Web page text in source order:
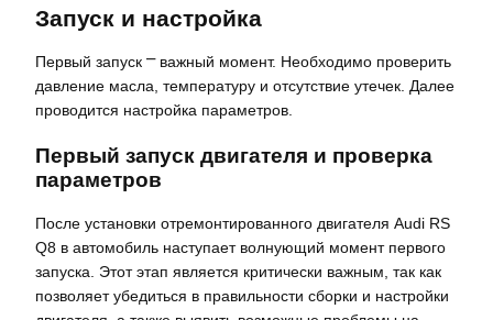
Запуск и настройка
Первый запуск ⎻ важный момент. Необходимо проверить
давление масла, температуру и отсутствие утечек. Далее
проводится настройка параметров.
Первый запуск двигателя и проверка
параметров
После установки отремонтированного двигателя Audi RS
Q8 в автомобиль наступает волнующий момент первого
запуска. Этот этап является критически важным, так как
позволяет убедиться в правильности сборки и настройки